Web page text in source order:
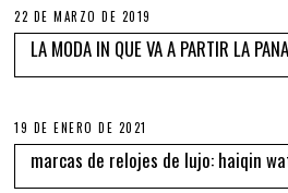
22 DE MARZO DE 2019
LA MODA IN QUE VA A PARTIR LA PANA
19 DE ENERO DE 2021
marcas de relojes de lujo: haiqin